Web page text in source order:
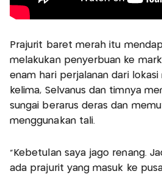
Prajurit baret merah itu
melakukan penyerbuan ke
enam hari perjalanan dari lokasi
kelima, Selvanus dan timnya
sungai berarus deras dan
menggunakan tali.
"Kebetulan saya jago renang.
ada prajurit yang masuk ke